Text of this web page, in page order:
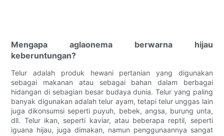
Mengapa aglaonema berwarna hijau
keberuntungan?
Telur adalah produk hewani pertanian yang digunakan
sebagai makanan atau sebagai bahan dalam berbagai
hidangan di sebagian besar budaya dunia. Telur yang paling
banyak digunakan adalah telur ayam, tetapi telur unggas lain
juga dikonsumsi seperti puyuh, bebek, angsa, burung unta,
dll. Telur ikan, seperti kaviar, atau beberapa reptil, seperti
iguana hijau, juga dimakan, namun penggunaannya sangat